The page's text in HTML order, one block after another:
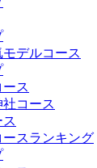
デルコース
ス
コース
スランキング